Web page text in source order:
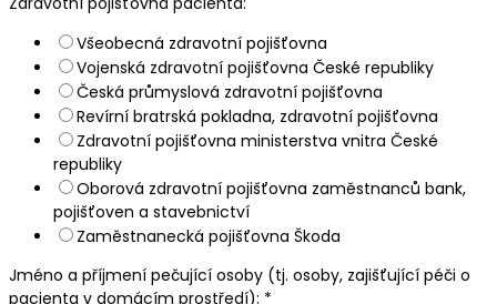
Všeobecná zdravotní pojišťovna
Vojenská zdravotní pojišťovna České republiky
Česká průmyslová zdravotní pojišťovna
Revírní bratrská pokladna, zdravotní pojišťovna
Zdravotní pojišťovna ministerstva vnitra České
republiky
Oborová zdravotní pojišťovna zaměstnanců bank,
pojišťoven a stavebnictví
Zaměstnanecká pojišťovna Škoda
Jméno a příjmení pečující osoby (tj. osoby, zajišťující péči o
pacienta v domácím prostředí): *